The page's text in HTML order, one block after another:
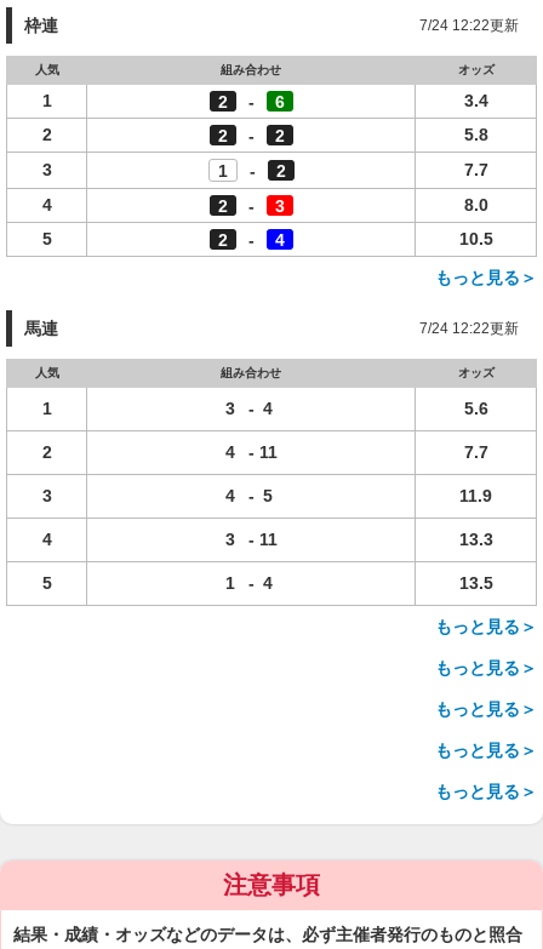
枠連 7/24 12:22更新
人気 組み合わせ オッズ
1 2 - 6
3.4
2
2 - 2
5.8
3
1 - 2
7.7
4
2 - 3
8.0
5
2 - 4
10.5
もっと見る＞
馬連 7/24 12:22更新
人気 組み合わせ オッズ
1 3 - 4 5.6
2 4 - 11 7.7
3 4 - 5 11.9
4 3 - 11 13.3
5 1 - 4 13.5
もっと見る＞
もっと見る＞
もっと見る＞
もっと見る＞
もっと見る＞
注意事項
結果・成績・オッズなどのデータは、必ず主催者発行のものと照合